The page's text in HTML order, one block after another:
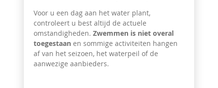
Voor u een dag aan het water plant,
controleert u best altijd de actuele
omstandigheden. Zwemmen is niet overal
toegestaan en sommige activiteiten hangen
af van het seizoen, het waterpeil of de
aanwezige aanbieders.